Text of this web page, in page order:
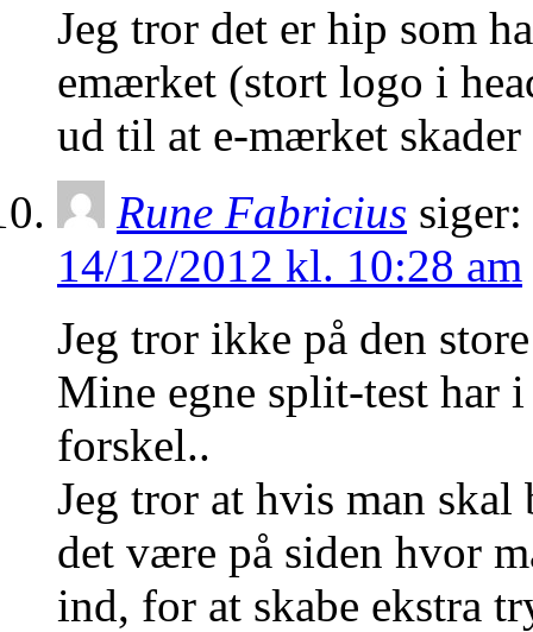
Jeg tror det er hip som
emærket (stort logo i
ud til at e-mærket
Rune Fabricius siger:
14/12/2012 kl. 10:28 am
Jeg tror ikke på den
Mine egne split-test har
forskel..
Jeg tror at hvis man
det være på siden hvor
ind, for at skabe ekstra